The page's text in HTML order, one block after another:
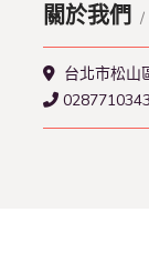
關於我們 /
台北市松山
0287710343